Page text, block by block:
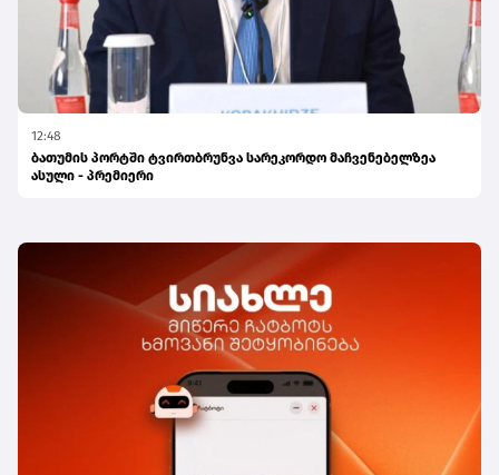
12:48
ბათუმის პორტში ტვირთბრუნვა სარეკორდო მაჩვენებელზეა
ასული - პრემიერი